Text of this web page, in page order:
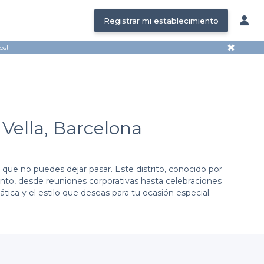
Registrar mi establecimiento
✖
Barcelona
no puedes dejar pasar. Este distrito, conocido por
desde reuniones corporativas hasta celebraciones
y el estilo que deseas para tu ocasión especial.
una amplia variedad de
encuentres el ambiente ideal, ya sea un espacio